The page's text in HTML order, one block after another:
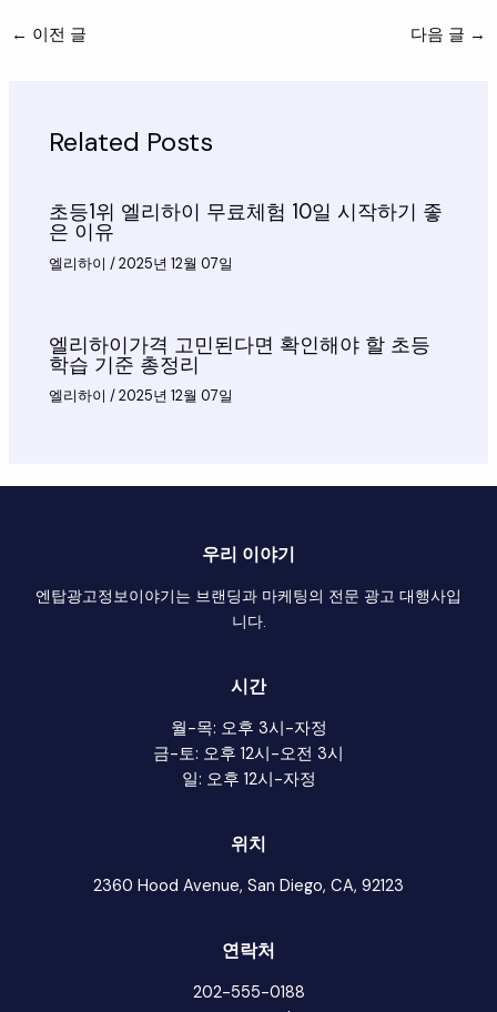
← 이전 글 다음 글 →
Related Posts
초등1위 엘리하이 무료체험 10일 시작하기 좋
은 이유
엘리하이 /2025년 12월 07일
엘리하이가격 고민된다면 확인해야 할 초등
학습 기준 총정리
엘리하이 /2025년 12월 07일
우리 이야기
엔탑광고정보이야기는 브랜딩과 마케팅의 전문 광고 대행사입
니다.
시간
월-목: 오후 3시-자정
금-토: 오후 12시-오전 3시
일: 오후 12시-자정
위치
2360 Hood Avenue, San Diego, CA, 92123
연락처
202-555-0188